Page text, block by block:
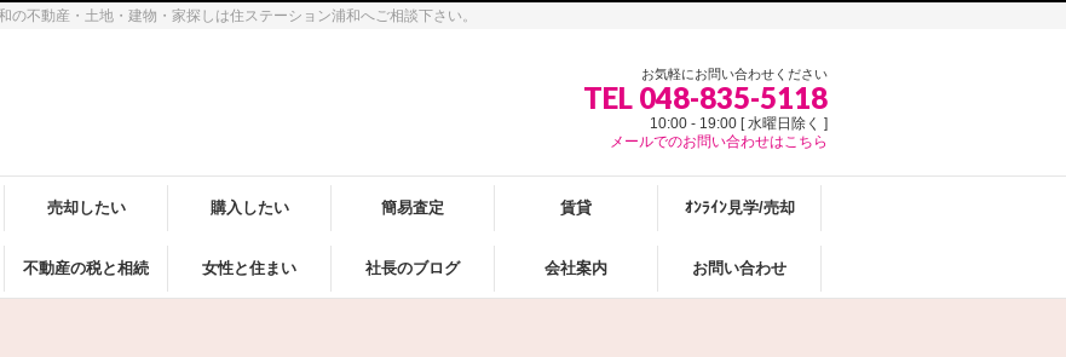
不動産・土地・建物・家探しは住ステーション浦和へご相談下さい。
お気軽にお問い合わせください
TEL 048-835-5118
10:00 - 19:00 [ 水曜日除く ]
メールでのお問い合わせはこちら
売却したい 購入したい 簡易査定 賃貸 ｵﾝﾗｲﾝ見学/売却
不動産の税と相続 女性と住まい 社長のブログ 会社案内 お問い合わせ